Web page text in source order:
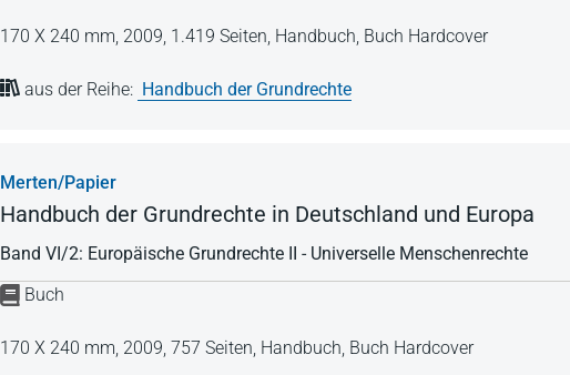
170 X 240 mm, 2009, 1.419 Seiten, Handbuch, Buch Hardcover
aus der Reihe: Handbuch der Grundrechte
Merten/Papier
Handbuch der Grundrechte in Deutschland und Europa
Band VI/2: Europäische Grundrechte II - Universelle Menschenrechte
Buch
170 X 240 mm, 2009, 757 Seiten, Handbuch, Buch Hardcover